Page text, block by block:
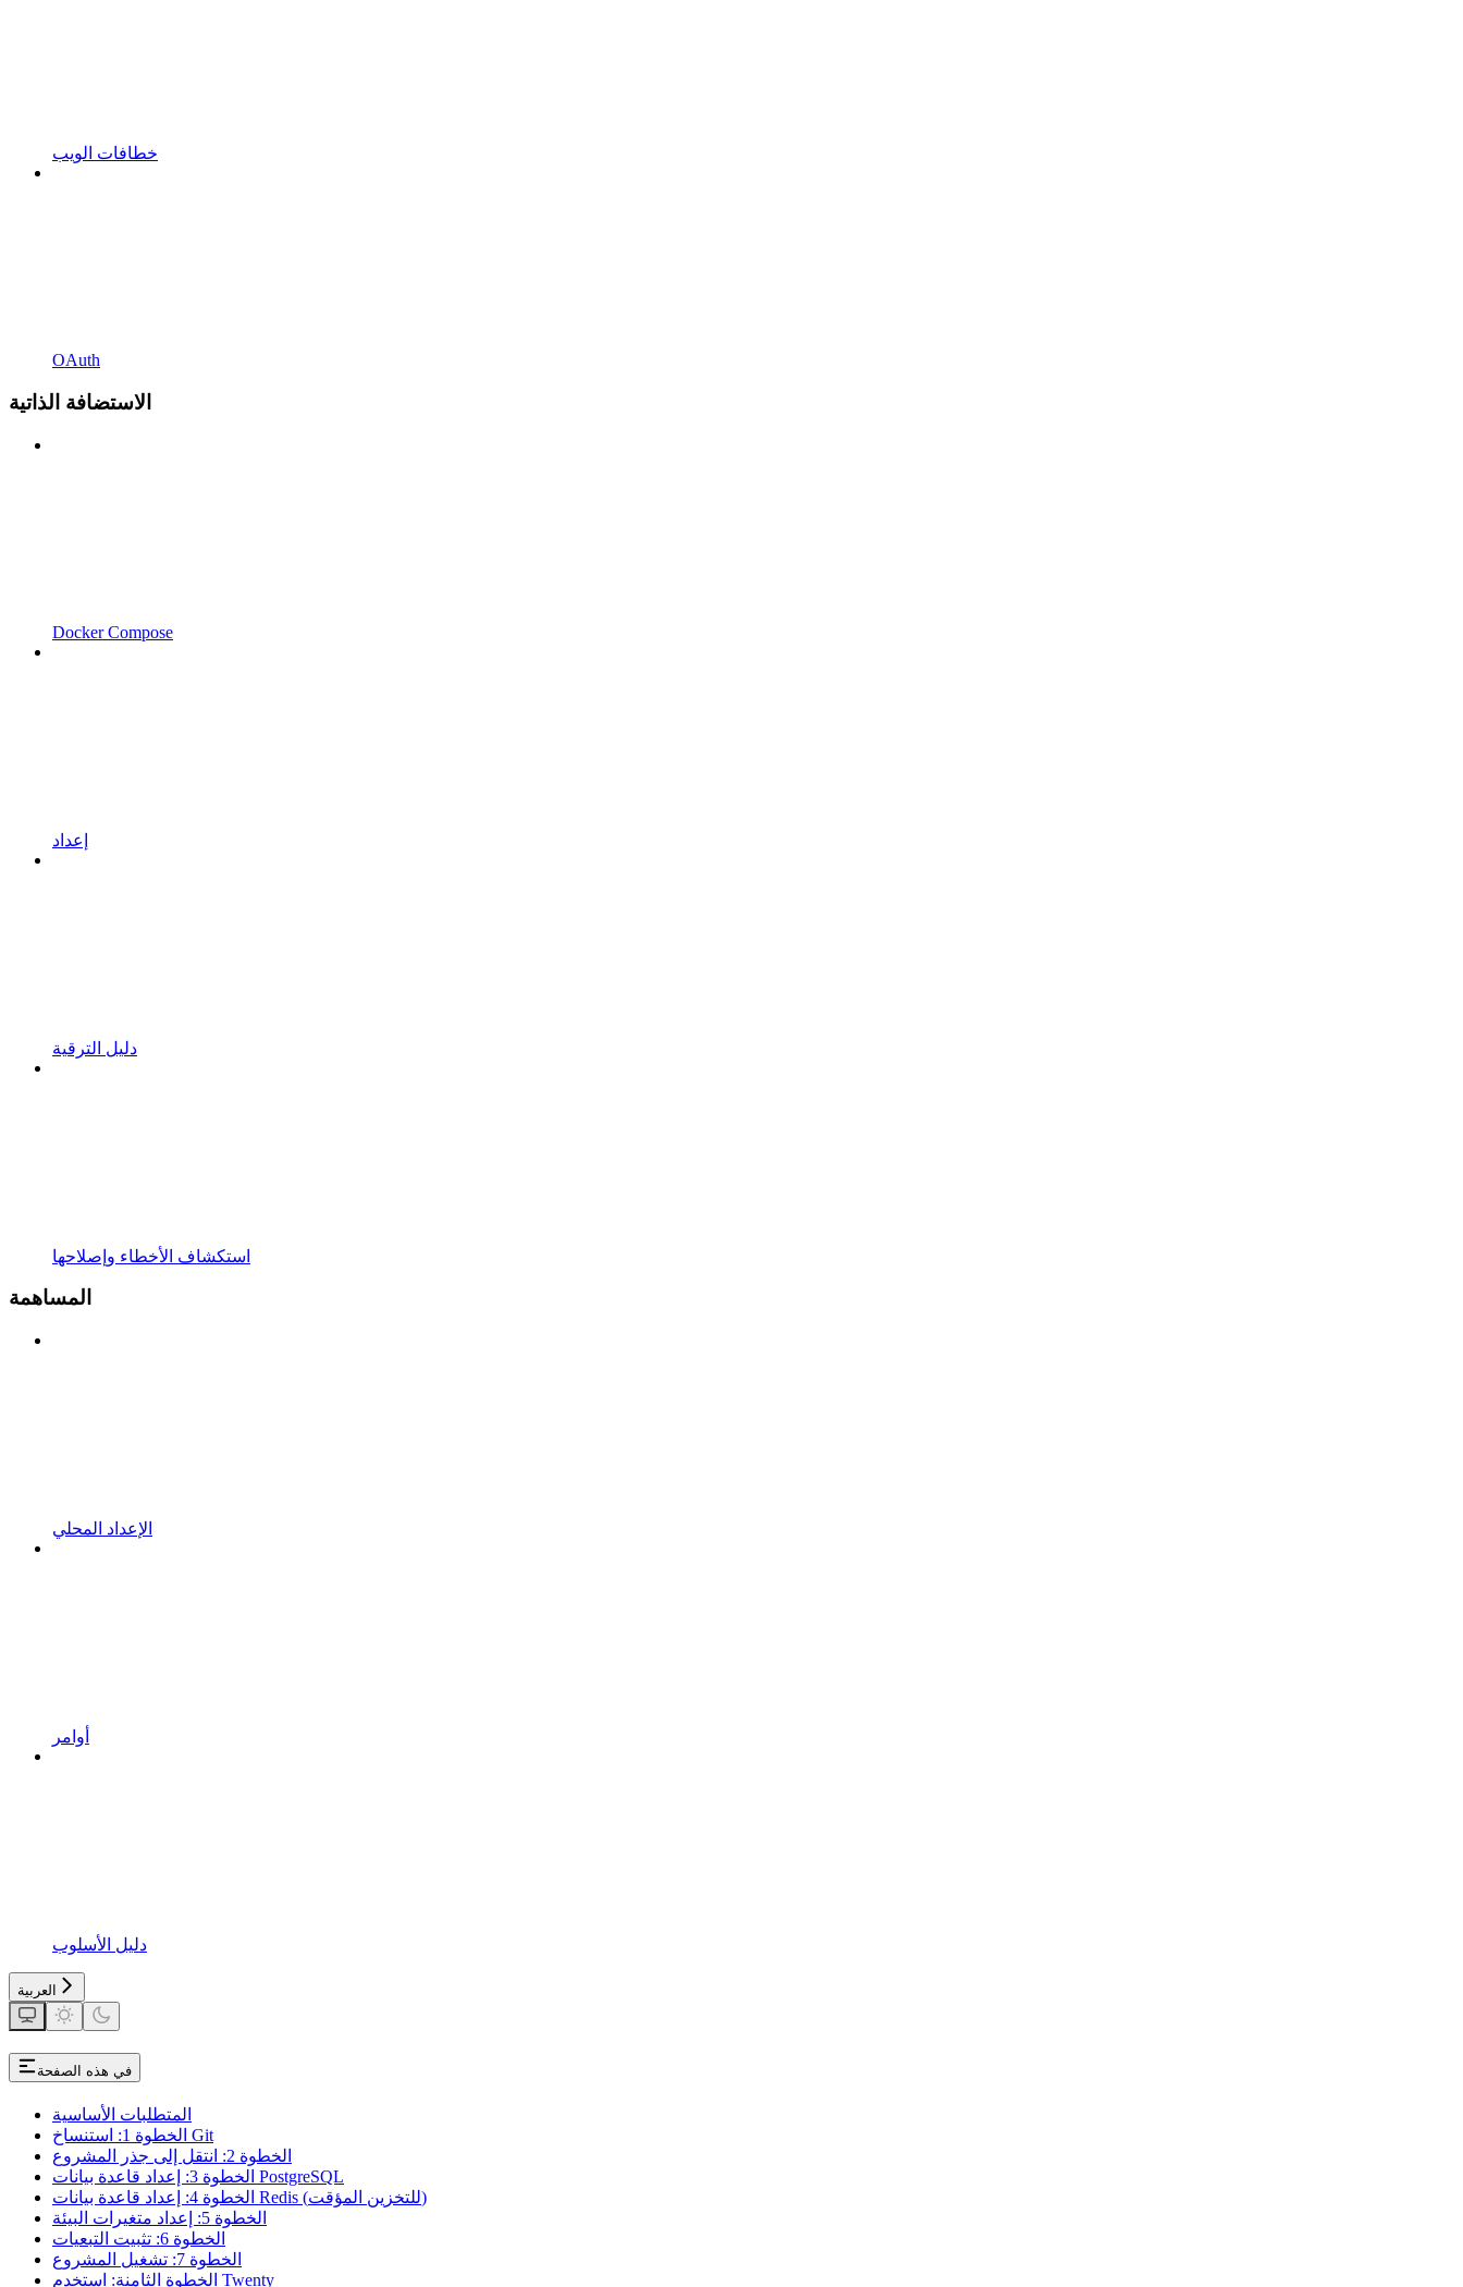
خطافات الويب
OAuth
الاستضافة الذاتية
Docker Compose
إعداد
دليل الترقية
استكشاف الأخطاء وإصلاحها
المساهمة
الإعداد المحلي
أوامر
دليل الأسلوب
العربية
في هذه الصفحة
المتطلبات الأساسية
الخطوة 1: استنساخ Git
الخطوة 2: انتقل إلى جذر المشروع
الخطوة 3: إعداد قاعدة بيانات PostgreSQL
الخطوة 4: إعداد قاعدة بيانات Redis (للتخزين المؤقت)
الخطوة 5: إعداد متغيرات البيئة
الخطوة 6: تثبيت التبعيات
الخطوة 7: تشغيل المشروع
الخطوة الثامنة: استخدم Twenty